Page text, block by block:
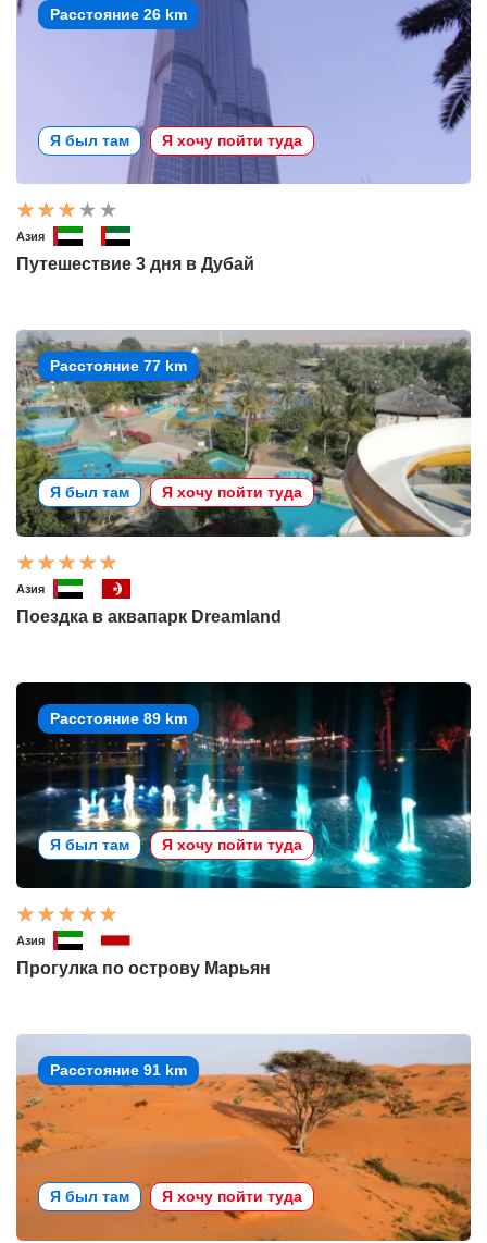
Расстояние 26 km
Я был там Я хочу пойти туда
Азия
Путешествие 3 дня в Дубай
Расстояние 77 km
Я был там Я хочу пойти туда
Азия
Поездка в аквапарк Dreamland
Расстояние 89 km
Я был там Я хочу пойти туда
Азия
Прогулка по острову Марьян
Расстояние 91 km
Я был там Я хочу пойти туда